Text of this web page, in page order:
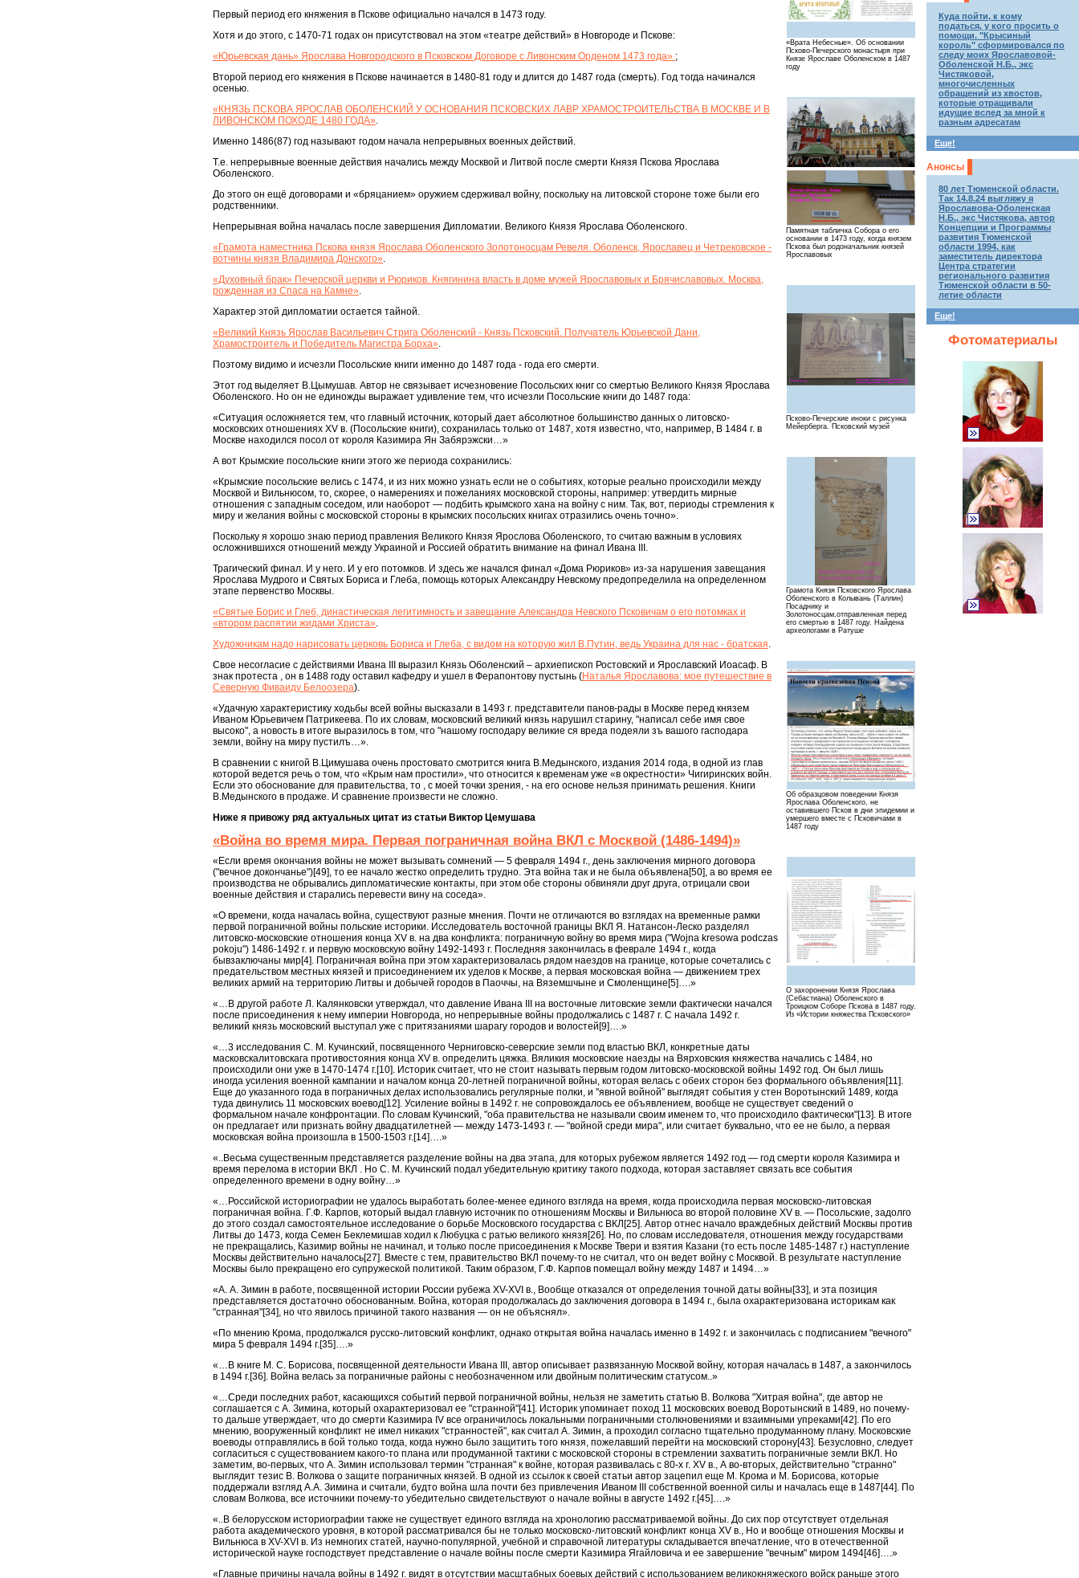
«Врата Небесные». Об основании
Псково-Печерского монастыря при
Князе Ярославе Оболенском в 1487
году
Памятная табличка Собора о его
основании в 1473 году, когда князем
Пскова был родоначальник князей
Ярославовых
Псково-Печерские иноки с рисунка
Мейерберга. Псковский музей
Грамота Князя Псковского Ярослава
Оболенского в Колывань (Таллин)
Посаднику и
Золотоносцам,отправленная перед
его смертью в 1487 году. Найдена
археологами в Ратуше
Об образцовом поведении Князя
Ярослава Оболенского, не
оставившего Псков в дни эпидемии и
умершего вместе с Псковичами в
1487 году
О захоронении Князя Ярослава
(Себастиана) Оболенского в
Троицком Соборе Пскова в 1487 году.
Из «Истории княжества Псковского»
Первый период его княжения в Пскове официально начался в 1473 году.
Хотя и до этого, с 1470-71 годах он присутствовал на этом «театре действий» в Новгороде и Пскове:
«Юрьевская дань» Ярослава Новгородского в Псковском Договоре с Ливонским Орденом 1473 года» ;
Второй период его княжения в Пскове начинается в 1480-81 году и длится до 1487 года (смерть). Год тогда начинался
осенью.
«КНЯЗЬ ПСКОВА ЯРОСЛАВ ОБОЛЕНСКИЙ У ОСНОВАНИЯ ПСКОВСКИХ ЛАВР ХРАМОСТРОИТЕЛЬСТВА В МОСКВЕ И В
ЛИВОНСКОМ ПОХОДЕ 1480 ГОДА»
Именно 1486(87) год называют годом начала непрерывных военных действий.
Т.е. непрерывные военные действия начались между Москвой и Литвой после смерти Князя Пскова Ярослава
Оболенского.
До этого он ещё договорами и «бряцанием» оружием сдерживал войну, поскольку на литовской стороне тоже были его
родственники.
Непрерывная война началась после завершения Дипломатии. Великого Князя Ярослава Оболенского.
«Грамота наместника Пскова князя Ярослава Оболенского Золотоносцам Ревеля. Оболенск, Ярославец и Четрековское -
вотчины князя Владимира Донского»
«Духовный брак» Печерской церкви и Рюриков. Княгинина власть в доме мужей Ярославовых и Брячиславовых. Москва,
рожденная из Спаса на Камне»
Характер этой дипломатии остается тайной.
«Великий Князь Ярослав Васильевич Стрига Оболенский - Князь Псковский. Получатель Юрьевской Дани,
Храмостроитель и Победитель Магистра Борха»
Поэтому видимо и исчезли Посольские книги именно до 1487 года - года его смерти.
Этот год выделяет В.Цымушав. Автор не связывает исчезновение Посольских книг со смертью Великого Князя Ярослава
Оболенского. Но он не единожды выражает удивление тем, что исчезли Посольские книги до 1487 года:
«Ситуация осложняется тем, что главный источник, который дает абсолютное большинство данных о литовско-
московских отношениях XV в. (Посольские книги), сохранилась только от 1487, хотя известно, что, например, В 1484 г. в
Москве находился посол от короля Казимира Ян Забярэжски…»
А вот Крымские посольские книги этого же периода сохранились:
«Крымские посольские велись с 1474, и из них можно узнать если не о событиях, которые реально происходили между
Москвой и Вильнюсом, то, скорее, о намерениях и пожеланиях московской стороны, например: утвердить мирные
отношения с западным соседом, или наоборот — подбить крымского хана на войну с ним. Так, вот, периоды стремления к
миру и желания войны с московской стороны в крымских посольских книгах отразились очень точно».
Поскольку я хорошо знаю период правления Великого Князя Ярослова Оболенского, то считаю важным в условиях
осложнившихся отношений между Украиной и Россией обратить внимание на финал Ивана III.
Трагический финал. И у него. И у его потомков. И здесь же начался финал «Дома Рюриков» из-за нарушения завещания
Ярослава Мудрого и Святых Бориса и Глеба, помощь которых Александру Невскому предопределила на определенном
этапе первенство Москвы.
«Святые Борис и Глеб, династическая легитимность и завещание Александра Невского Псковичам о его потомках и
«втором распятии жидами Христа»
Художникам надо нарисовать церковь Бориса и Глеба, с видом на которую жил В.Путин, ведь Украина для нас - братская
Свое несогласие с действиями Ивана III выразил Князь Оболенский – архиепископ Ростовский и Ярославский Иоасаф. В
знак протеста , он в 1488 году оставил кафедру и ушел в Ферапонтову пустынь (Наталья Ярославова: мое путешествие в
Северную Фиваиду Белоозера).
«Удачную характеристику ходьбы всей войны высказали в 1493 г. представители панов-рады в Москве перед князем
Иваном Юрьевичем Патрикеева. По их словам, московский великий князь нарушил старину, "написал себе имя свое
высоко", а новость в итоге выразилось в том, что "нашому господару великие ся вреда подеяли зъ вашого гасподара
земли, войну на миру пустилъ…».
В сравнении с книгой В.Цимушава очень простовато смотрится книга В.Медынского, издания 2014 года, в одной из глав
которой ведется речь о том, что «Крым нам простили», что относится к временам уже «в окрестности» Чигиринских войн.
Если это обоснование для правительства, то , с моей точки зрения, - на его основе нельзя принимать решения. Книги
В.Медынского в продаже. И сравнение произвести не сложно.
Ниже я привожу ряд актуальных цитат из статьи Виктор Цемушава
«Война во время мира. Первая пограничная война ВКЛ с Москвой (1486-1494)»
«Если время окончания войны не может вызывать сомнений — 5 февраля 1494 г., день заключения мирного договора
("вечное докончанье")[49], то ее начало жестко определить трудно. Эта война так и не была объявлена[50], а во время ее
производства не обрывались дипломатические контакты, при этом обе стороны обвиняли друг друга, отрицали свои
военные действия и старались перевести вину на соседа».
«О времени, когда началась война, существуют разные мнения. Почти не отличаются во взглядах на временные рамки
первой пограничной войны польские историки. Исследователь восточной границы ВКЛ Я. Натансон-Леско разделял
литовско-московские отношения конца XV в. на два конфликта: пограничную войну во время мира ("Wojna kresowa podczas
pokoju") 1486-1492 г. и первую московскую войну 1492-1493 г. Последняя закончилась в феврале 1494 г., когда
бывзаключаны мир[4]. Пограничная война при этом характеризовалась рядом наездов на границе, которые сочетались с
предательством местных князей и присоединением иx уделов к Москве, а первая московская война — движением трех
великих армий на территорию Литвы и добычей городов в Паоччы, на Вяземшчыне и Смоленщине[5]….»
«…В другой работе Л. Калянковски утверждал, что давление Ивана III на восточные литовские земли фактически начался
после присоединения к нему империи Новгорода, но непрерывные войны продолжались с 1487 г. С начала 1492 г.
великий князь московский выступал уже с притязаниями шарагу городов и волостей[9]….»
«…3 исследования С. М. Кучинский, посвященного Черниговско-северские земли под властью ВКЛ, конкретные даты
масковскалитовскага противостояния конца XV в. определить цяжка. Вяликия московские наезды на Вярховския княжества начались с 1484, но
происходили они уже в 1470-1474 г.[10]. Историк считает, что не стоит называть первым годом литовско-московской войны 1492 год. Он был лишь
иногда усиления военной кампании и началом конца 20-летней пограничной войны, которая велась с обеих сторон без формального объявления[11].
Еще до указанного года в пограничных делах использовались регулярные полки, и "явной войной" выглядят события у стен Воротынский 1489, когда
туда двинулись 11 московских воевод[12]. Усиление войны в 1492 г. не сопровождалось ее объявлением, вообще не существует сведений о
формальном начале конфронтации. По словам Кучинский, "оба правительства не называли своим именем то, что происходило фактически"[13]. В итоге
он предлагает или признать войну двадцатилетней — между 1473-1493 г. — "войной среди мира", или считает буквально, что ее не было, а первая
московская война произошла в 1500-1503 г.[14]….»
«..Весьма существенным представляется разделение войны на два этапа, для которых рубежом является 1492 год — год смерти короля Казимира и
время перелома в истории ВКЛ . Но С. М. Кучинский подал убедительную критику такого подхода, которая заставляет связать все события
определенного времени в одну войну…»
«…Российской историографии не удалось выработать более-менее единого взгляда на время, когда происходила первая московско-литовская
пограничная война. Г.Ф. Карпов, который выдал главную источник по отношениям Москвы и Вильнюса во второй половине XV в. — Посольские, задолго
до этого создал самостоятельное исследование о борьбе Московского государства с ВКЛ[25]. Автор отнес начало враждебных действий Москвы против
Литвы до 1473, когда Семен Беклемишав ходил к Любуцка с ратью великого князя[26]. Но, по словам исследователя, отношения между государствами
не прекращались, Казимир войны не начинал, и только после присоединения к Москве Твери и взятия Казани (то есть после 1485-1487 г.) наступление
Москвы действительно началось[27]. Вместе с тем, правительство ВКЛ почему-то не считал, что он ведет войну с Москвой. В результате наступление
Москвы было прекращено его супружеской политикой. Таким образом, Г.Ф. Карпов помещал войну между 1487 и 1494…»
«А. А. Зимин в работе, посвященной истории России рубежа XV-XVI в., Вообще отказался от определения точной даты войны[33], и эта позиция
представляется достаточно обоснованным. Война, которая продолжалась до заключения договора в 1494 г., была охарактеризована историкам как
"странная"[34], но что явилось причиной такого названия — он не объяснял».
«По мнению Крома, продолжался русско-литовский конфликт, однако открытая война началась именно в 1492 г. и закончилась с подписанием "вечного"
мира 5 февраля 1494 г.[35]….»
«…В книге М. С. Борисова, посвященной деятельности Ивана III, автор описывает развязанную Москвой войну, которая началась в 1487, а закончилось
в 1494 г.[36]. Война велась за пограничные районы с необозначенном или двойным политическим статусом..»
«…Среди последних работ, касающихся событий первой пограничной войны, нельзя не заметить статью В. Волкова "Хитрая война", где автор не
соглашается с А. Зимина, который охарактеризовал ее "странной"[41]. Историк упоминает поход 11 московских воевод Воротынский в 1489, но почему-
то дальше утверждает, что до смерти Казимира IV все ограничилось локальными пограничными столкновениями и взаимными упреками[42]. По его
мнению, вооруженный конфликт не имел никаких "странностей", как считал А. Зимин, а проходил согласно тщательно продуманному плану. Московские
воеводы отправлялись в бой только тогда, когда нужно было защитить того князя, пожелавший перейти на московский сторону[43]. Безусловно, следует
согласиться с существованием какого-то плана или продуманной тактики с московской стороны в стремлении захватить пограничные земли ВКЛ. Но
заметим, во-первых, что А. Зимин использовал термин "странная" к войне, которая развивалась с 80-х г. XV в., А во-вторых, действительно "странно"
выглядит тезис В. Волкова о защите пограничных князей. В одной из ссылок к своей статьи автор зацепил еще М. Крома и М. Борисова, которые
поддержали взгляд А.А. Зимина и считали, будто война шла почти без привлечения Иваном III собственной военной силы и началась еще в 1487[44]. По
словам Волкова, все источники почему-то убедительно свидетельствуют о начале войны в августе 1492 г.[45]….»
«..В белорусском историографии также не существует единого взгляда на хронологию рассматриваемой войны. До сих пор отсутствует отдельная
работа академического уровня, в которой рассматривался бы не только московско-литовский конфликт конца XV в., Но и вообще отношения Москвы и
Вильнюса в XV-XVI в. Из немногих статей, научно-популярной, учебной и справочной литературы складывается впечатление, что в отечественной
исторической науке господствует представление о начале войны после смерти Казимира Ягайловича и ее завершение "вечным" миром 1494[46]….»
«Главные причины начала войны в 1492 г. видят в отсутствии масштабных боевых действий с использованием великокняжеского войск раньше этого
Куда пойти, к кому
податься, у кого просить о
помощи. "Крысиный
король" сформировался по
следу моих Ярославовой-
Оболенской Н.Б., экс
Чистяковой,
многочисленных
обращений из хвостов,
которые отращивали
идущие вслед за мной к
разным адресатам
Еще!
Анонсы
80 лет Тюменской области.
Так 14.8.24 выгляжу я
Ярославова-Оболенская
Н.Б., экс Чистякова, автор
Концепции и Программы
развития Тюменской
области 1994, как
заместитель директора
Центра стратегии
регионального развития
Тюменской области в 50-
летие области
Еще!
Фотоматериалы